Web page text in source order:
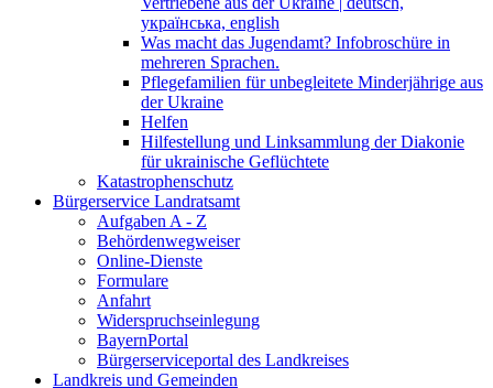
українська, english
Was macht das Jugendamt? Infobroschüre in
mehreren Sprachen.
Pflegefamilien für unbegleitete Minderjährige aus
der Ukraine
Helfen
Hilfestellung und Linksammlung der Diakonie
für ukrainische Geflüchtete
Katastrophenschutz
Bürgerservice Landratsamt
Aufgaben A - Z
Behördenwegweiser
Online-Dienste
Formulare
Anfahrt
Widerspruchseinlegung
BayernPortal
Bürgerserviceportal des Landkreises
Landkreis und Gemeinden